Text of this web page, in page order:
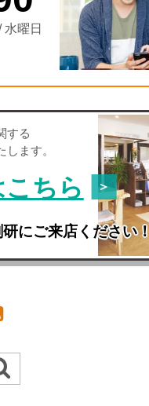
水曜日
する
ます。
ちら
にご来店ください！